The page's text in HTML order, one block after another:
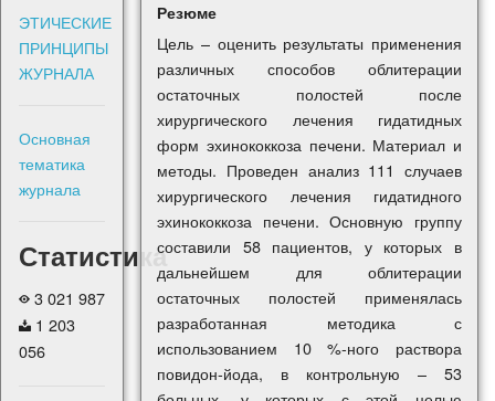
ЭТИЧЕСКИЕ
ПРИНЦИПЫ
ЖУРНАЛА
Основная
тематика
журнала
Статистика
3 021 987
1 203
056
Резюме
Цель – оценить результаты применения
различных способов облитерации
остаточных полостей после
хирургического лечения гидатидных
форм эхинококкоза печени. Материал и
методы. Проведен анализ 111 случаев
хирургического лечения гидатидного
эхинококкоза печени. Основную группу
составили 58 пациентов, у которых в
дальнейшем для облитерации
остаточных полостей применялась
разработанная методика с
использованием 10 %-ного раствора
повидон-йода, в контрольную – 53